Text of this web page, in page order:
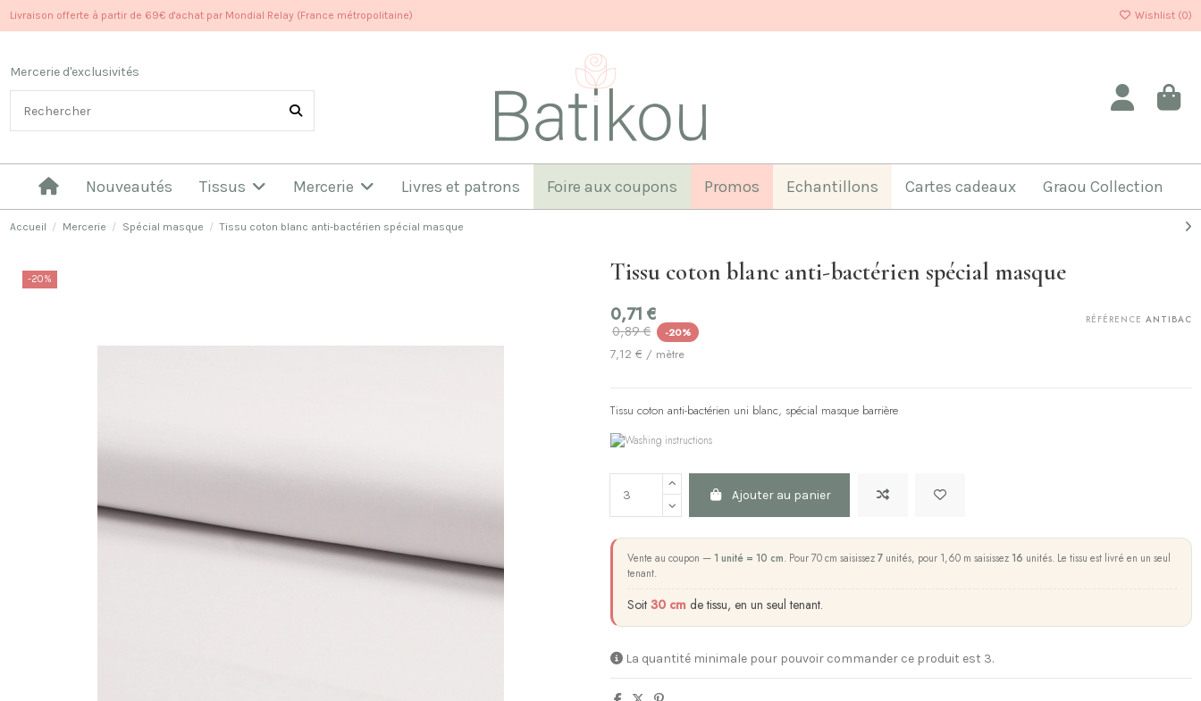
Livraison offerte à partir de 69€ d'achat par Mondial Relay (France métropolitaine) Wishlist (0)
Mercerie d'exclusivités
Nouveautés Tissus Mercerie Livres et patrons Foire aux coupons Promos Echantillons Cartes cadeaux Graou Collection
Accueil Mercerie Spécial masque Tissu coton blanc anti-bactérien spécial masque
-20% Tissu coton blanc anti-bactérien spécial masque
RÉFÉRENCE ANTIBAC
0,71 €
0,89 € -20%
7,12 € / mètre
Tissu coton anti-bactérien uni blanc, spécial masque barrière
Ajouter au panier
Vente au coupon —1 unité = 10 cm. Pour 70 cm saisissez7unités, pour 1,60 m saisissez16 unités. Le tissu est livré en un seul
tenant.
Soit 30 cm de tissu, en un seul tenant.
La quantité minimale pour pouvoir commander ce produit est 3.